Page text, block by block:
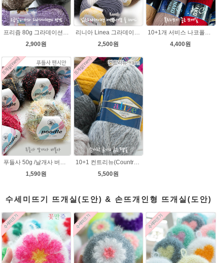
프리즘 80g 그라데이션 나염뜨개실 알파카울 목도리뜨기 뜨게실 뜨개질실
2,900원
리니아 Linea 그라데이션 나염 뜨개실 목도리털실 뜨개실
2,500원
10+1개 서비스 나코폴라 털실/폴라뜨개실 목도리뜨개질 수입뜨개실
4,400원
푸들사 50g /날개사 버블사 팬시얀 뜨개실 뜨게실 뜨개질실 목도리실 빌바오 손뜨개실 도매털실 스웨터 니트조끼 털실싸게파는곳 겨울
1,590원
10+1 컨트리뉴(Country new) 굵은털실/컨트리뉴 뜨개실/뜨개질 뉴컨트리/컨트리실/컨트리뜨개실
5,500원
수세미뜨기 뜨개실(도안) & 손뜨개인형 뜨개실(도안)